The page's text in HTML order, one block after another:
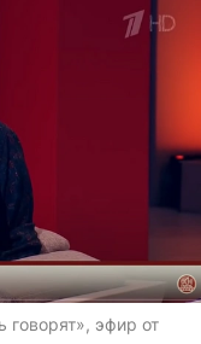
говорят», эфир от